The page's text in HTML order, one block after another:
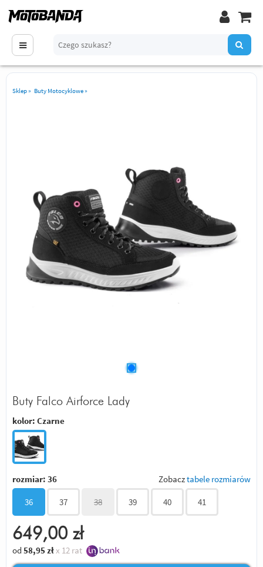
Sklep» Buty Motocyklowe»
Buty Falco Airforce Lady
kolor: Czarne
rozmiar: 36 Zobacztabele rozmiarów
36 37 38 39 40 41
649,00 zł
od 58,95 zł x 12 rat